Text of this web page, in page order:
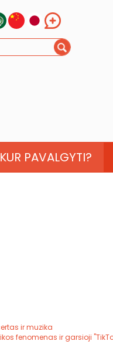
KUR PAVALGYTI?
ir muzika
fenomenas ir garsioji